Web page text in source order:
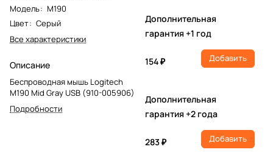
Модель: M190
Цвет: Серый
Все характеристики
Описание
Беспроводная мышь Logitech
M190 Mid Gray USB (910-005906)
Подробности
Дополнительная
гарантия +1 год
154 ₽ Добавить
Дополнительная
гарантия +2 года
283 ₽ Добавить